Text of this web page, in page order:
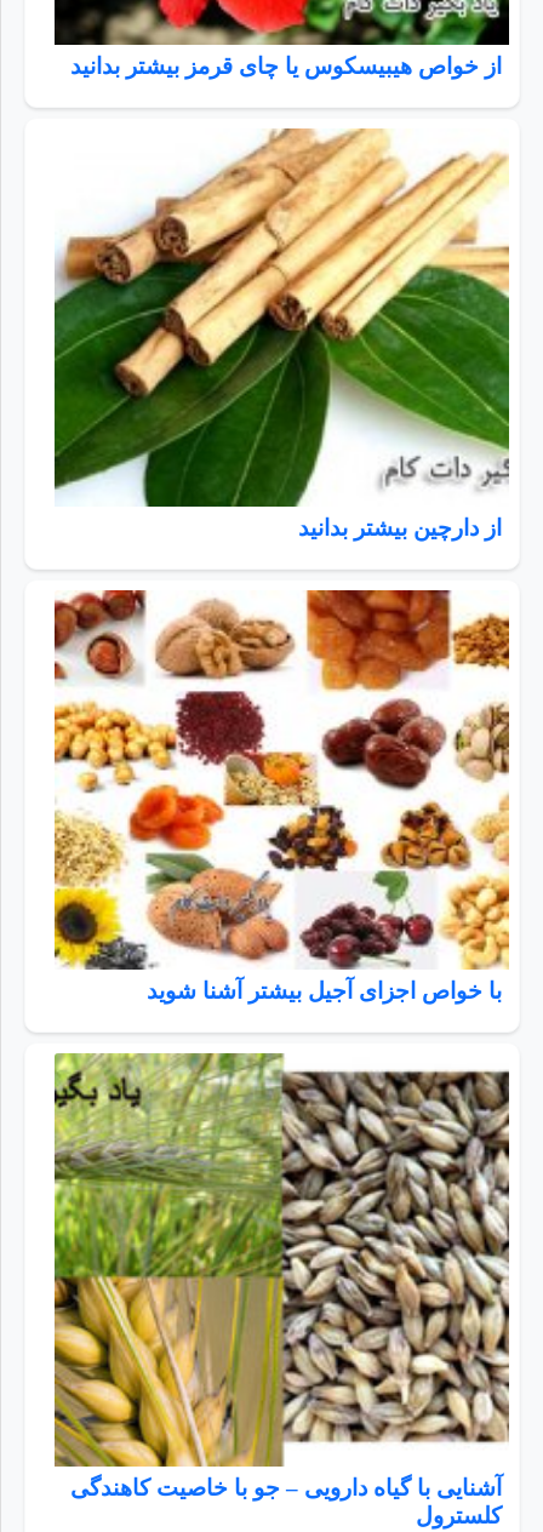
از خواص هیبیسکوس یا چای قرمز بیشتر بدانید
از دارچین بیشتر بدانید
با خواص اجزای آجیل بیشتر آشنا شوید
آشنایی با گیاه دارویی – جو با خاصیت کاهندگی
کلسترول